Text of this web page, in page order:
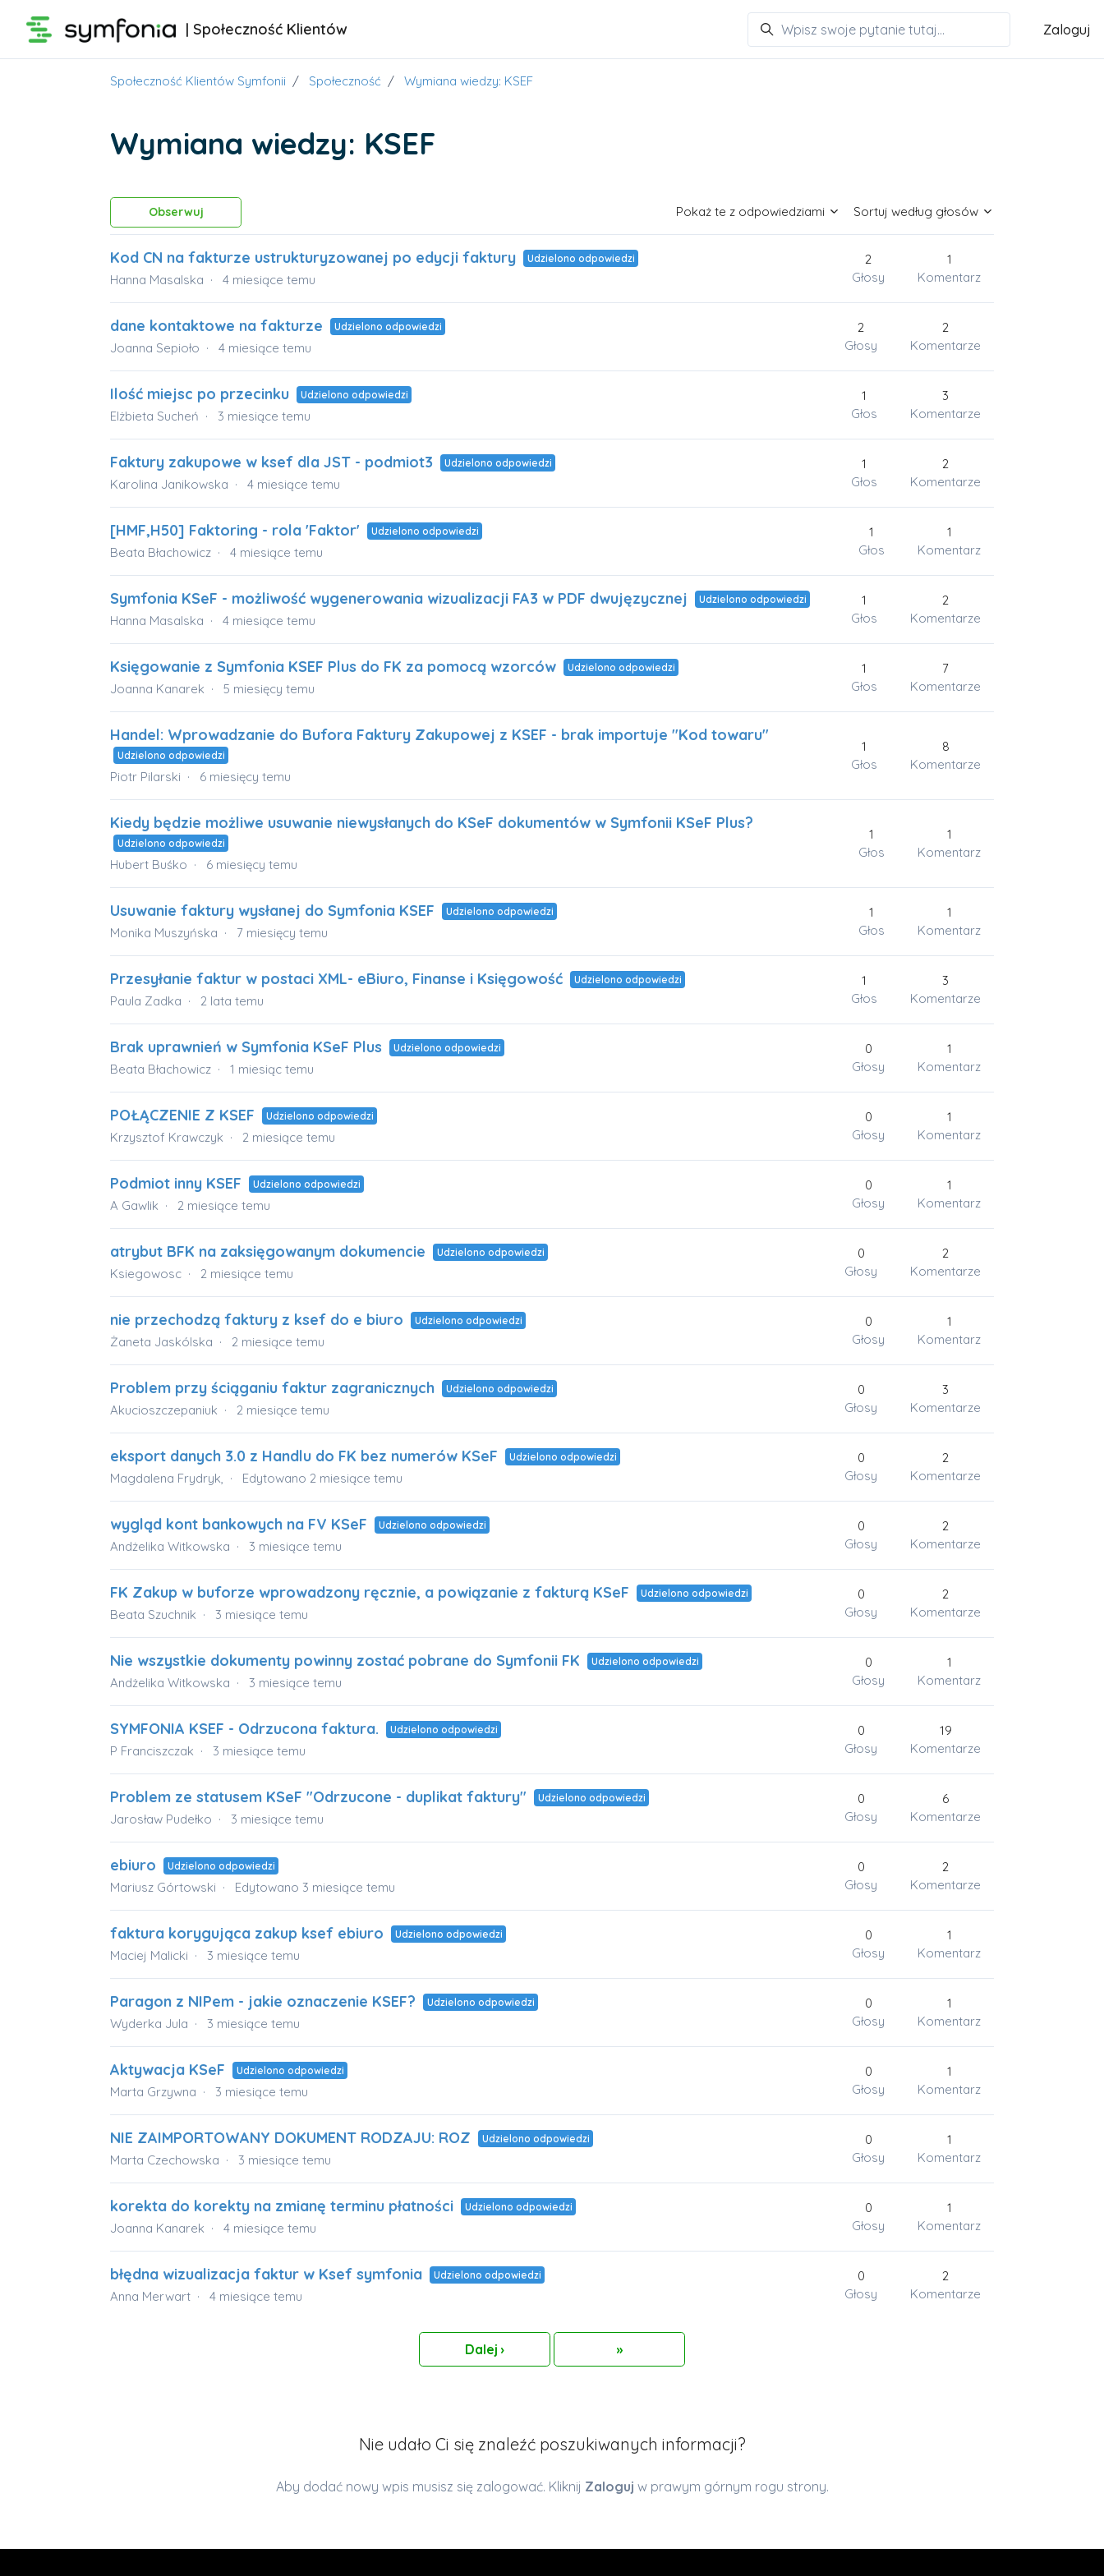
| Społeczność Klientów Zaloguj
Społeczność Klientów Symfonii Społeczność Wymiana wiedzy: KSEF
Wymiana wiedzy: KSEF
Obserwuj Pokaż te z odpowiedziami Sortuj według głosów
Kod CN na fakturze ustrukturyzowanej po edycji faktury Udzielono odpowiedzi
Hanna Masalska 4 miesiące temu
2
Głosy
1
Komentarz
dane kontaktowe na fakturze Udzielono odpowiedzi
Joanna Sepioło 4 miesiące temu
2
Głosy
2
Komentarze
Ilość miejsc po przecinku Udzielono odpowiedzi
Elżbieta Sucheń 3 miesiące temu
1
Głos
3
Komentarze
Faktury zakupowe w ksef dla JST - podmiot3 Udzielono odpowiedzi
Karolina Janikowska 4 miesiące temu
1
Głos
2
Komentarze
[HMF,H50] Faktoring - rola 'Faktor' Udzielono odpowiedzi
Beata Błachowicz 4 miesiące temu
1
Głos
1
Komentarz
Symfonia KSeF - możliwość wygenerowania wizualizacji FA3 w PDF dwujęzycznej Udzielono odpowiedzi
Hanna Masalska 4 miesiące temu
1
Głos
2
Komentarze
Księgowanie z Symfonia KSEF Plus do FK za pomocą wzorców Udzielono odpowiedzi
Joanna Kanarek 5 miesięcy temu
1
Głos
7
Komentarze
Handel: Wprowadzanie do Bufora Faktury Zakupowej z KSEF - brak importuje "Kod towaru"
Udzielono odpowiedzi
Piotr Pilarski 6 miesięcy temu
1
Głos
8
Komentarze
Kiedy będzie możliwe usuwanie niewysłanych do KSeF dokumentów w Symfonii KSeF Plus?
Udzielono odpowiedzi
Hubert Buśko 6 miesięcy temu
1
Głos
1
Komentarz
Usuwanie faktury wysłanej do Symfonia KSEF Udzielono odpowiedzi
Monika Muszyńska 7 miesięcy temu
1
Głos
1
Komentarz
Przesyłanie faktur w postaci XML- eBiuro, Finanse i Księgowość Udzielono odpowiedzi
Paula Zadka 2 lata temu
1
Głos
3
Komentarze
Brak uprawnień w Symfonia KSeF Plus Udzielono odpowiedzi
Beata Błachowicz 1 miesiąc temu
0
Głosy
1
Komentarz
POŁĄCZENIE Z KSEF Udzielono odpowiedzi
Krzysztof Krawczyk 2 miesiące temu
0
Głosy
1
Komentarz
Podmiot inny KSEF Udzielono odpowiedzi
A Gawlik 2 miesiące temu
0
Głosy
1
Komentarz
atrybut BFK na zaksięgowanym dokumencie Udzielono odpowiedzi
Ksiegowosc 2 miesiące temu
0
Głosy
2
Komentarze
nie przechodzą faktury z ksef do e biuro Udzielono odpowiedzi
Żaneta Jaskólska 2 miesiące temu
0
Głosy
1
Komentarz
Problem przy ściąganiu faktur zagranicznych Udzielono odpowiedzi
Akucioszczepaniuk 2 miesiące temu
0
Głosy
3
Komentarze
eksport danych 3.0 z Handlu do FK bez numerów KSeF Udzielono odpowiedzi
Magdalena Frydryk, Edytowano 2 miesiące temu
0
Głosy
2
Komentarze
wygląd kont bankowych na FV KSeF Udzielono odpowiedzi
Andżelika Witkowska 3 miesiące temu
0
Głosy
2
Komentarze
FK Zakup w buforze wprowadzony ręcznie, a powiązanie z fakturą KSeF Udzielono odpowiedzi
Beata Szuchnik 3 miesiące temu
0
Głosy
2
Komentarze
Nie wszystkie dokumenty powinny zostać pobrane do Symfonii FK Udzielono odpowiedzi
Andżelika Witkowska 3 miesiące temu
0
Głosy
1
Komentarz
SYMFONIA KSEF - Odrzucona faktura. Udzielono odpowiedzi
P Franciszczak 3 miesiące temu
0
Głosy
19
Komentarze
Problem ze statusem KSeF "Odrzucone - duplikat faktury" Udzielono odpowiedzi
Jarosław Pudełko 3 miesiące temu
0
Głosy
6
Komentarze
ebiuro Udzielono odpowiedzi
Mariusz Górtowski Edytowano 3 miesiące temu
0
Głosy
2
Komentarze
faktura korygująca zakup ksef ebiuro Udzielono odpowiedzi
Maciej Malicki 3 miesiące temu
0
Głosy
1
Komentarz
Paragon z NIPem - jakie oznaczenie KSEF? Udzielono odpowiedzi
Wyderka Jula 3 miesiące temu
0
Głosy
1
Komentarz
Aktywacja KSeF Udzielono odpowiedzi
Marta Grzywna 3 miesiące temu
0
Głosy
1
Komentarz
NIE ZAIMPORTOWANY DOKUMENT RODZAJU: ROZ Udzielono odpowiedzi
Marta Czechowska 3 miesiące temu
0
Głosy
1
Komentarz
korekta do korekty na zmianę terminu płatności Udzielono odpowiedzi
Joanna Kanarek 4 miesiące temu
0
Głosy
1
Komentarz
błędna wizualizacja faktur w Ksef symfonia Udzielono odpowiedzi
Anna Merwart 4 miesiące temu
0
Głosy
2
Komentarze
Dalej › Wstecz
»
Nie udało Ci się znaleźć poszukiwanych informacji?
Aby dodać nowy wpis musisz się zalogować. Kliknij Zaloguj w prawym górnym rogu strony.